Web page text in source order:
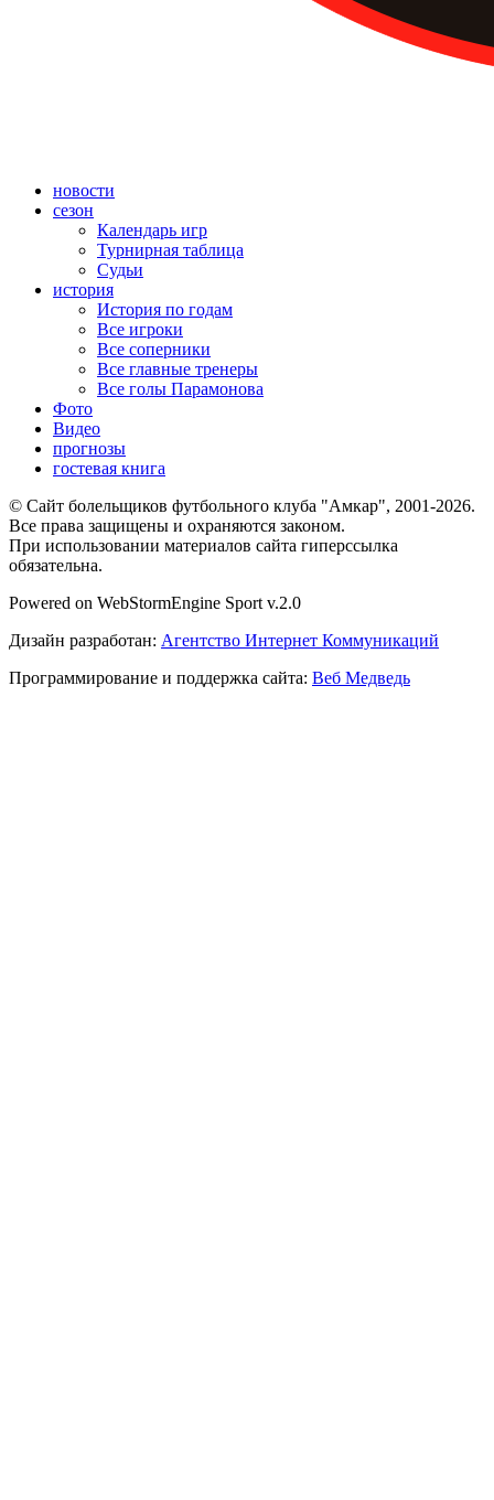
новости
сезон
Календарь игр
Турнирная таблица
Судьи
история
История по годам
Все игроки
Все соперники
Все главные тренеры
Все голы Парамонова
Фото
Видео
прогнозы
гостевая книга
© Сайт болельщиков футбольного клуба "Амкар", 2001-2026.
Все права защищены и охраняются законом.
При использовании материалов сайта гиперссылка
обязательна.
Powered on WebStormEngine Sport v.2.0
Дизайн разработан: Агентство Интернет Коммуникаций
Программирование и поддержка сайта: Веб Медведь